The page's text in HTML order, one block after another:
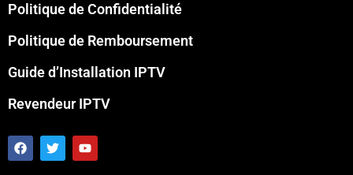
Politique de Confidentialité
Politique de Remboursement
Guide d’Installation IPTV
Revendeur IPTV
F
a
c
T
w
i
Y
o
u